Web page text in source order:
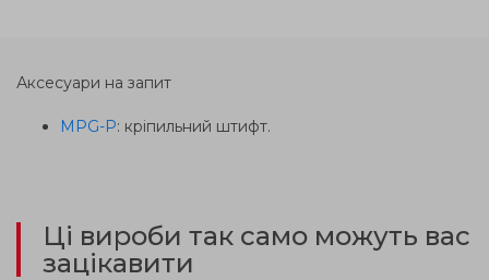
Аксесуари на запит
MPG-P: кріпильний штифт.
Ці вироби так само можуть вас
зацікавити